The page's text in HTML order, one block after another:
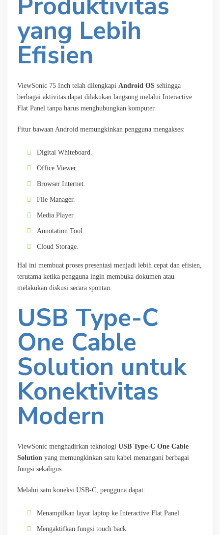
yang Lebih
Efisien
ViewSonic 75 Inch telah dilengkapi Android OS sehingga
berbagai aktivitas dapat dilakukan langsung melalui Interactive
Flat Panel tanpa harus menghubungkan komputer.
Fitur bawaan Android memungkinkan pengguna mengakses:
Digital Whiteboard.
Office Viewer.
Browser Internet.
File Manager.
Media Player.
Annotation Tool.
Cloud Storage.
Hal ini membuat proses presentasi menjadi lebih cepat dan efisien,
terutama ketika pengguna ingin membuka dokumen atau
melakukan diskusi secara spontan.
USB Type-C
One Cable
Solution untuk
Konektivitas
Modern
ViewSonic menghadirkan teknologi USB Type-C One Cable
Solution yang memungkinkan satu kabel menangani berbagai
fungsi sekaligus.
Melalui satu koneksi USB-C, pengguna dapat:
Menampilkan layar laptop ke Interactive Flat Panel.
Mengaktifkan fungsi touch back.